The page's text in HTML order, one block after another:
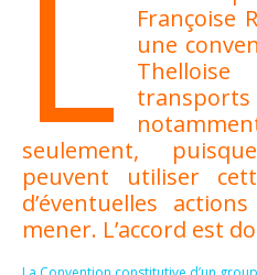
Françoise
une
seulement,
peuvent utiliser
d’éventuelles
mener. L’accord est